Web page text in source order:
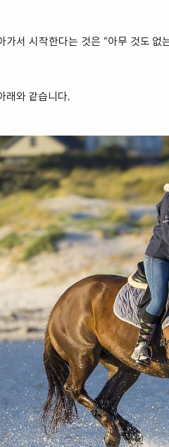
서 시작한다는 것은 “아무 것도 없
래와 같습니다.